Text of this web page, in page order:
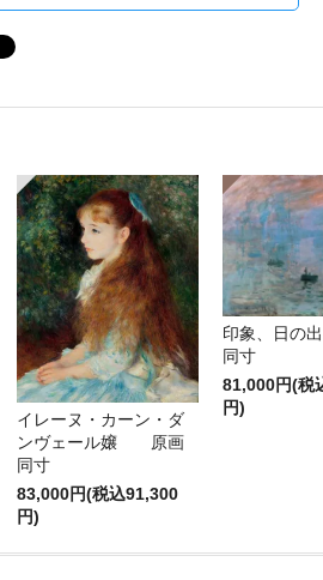
イレーヌ・カーン・ダ
ンヴェール嬢 原画
同寸
83,000円(税込91,300
円)
印象、日
同寸
81,000円(税
円)